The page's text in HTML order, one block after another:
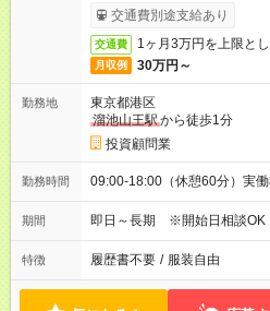
ービス利用可（利用条件有）
交通費別途支給あり
交通費 1ヶ月3万円を上限と
月収例 30万円～
勤務地
東京都港区
溜池山王駅から徒歩1分
投資顧問業
勤務時間 09:00-18:00（休憩60分）実働
期間 即日～長期 ※開始日相談OK
特徴 履歴書不要 / 服装自由